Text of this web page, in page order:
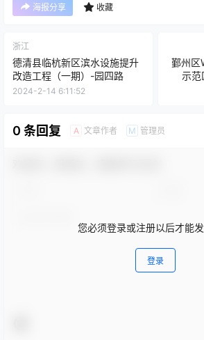
海报分享 收藏
浙江
德清县临杭新区滨水设施提升
改造工程（一期）-园四路
2024-2-14 6:11:52
鄞州区
示范
0 条回复 A 文章作者 M 管理员
您必须登录或注册以后才能
登录